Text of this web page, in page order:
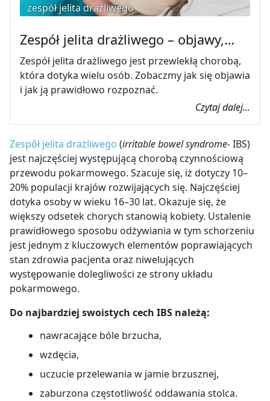
zespół jelita drażliwego
Zespół jelita drażliwego – objawy,…
Zespół jelita drażliwego jest przewlekłą chorobą,
która dotyka wielu osób. Zobaczmy jak się objawia
i jak ją prawidłowo rozpoznać.
Czytaj dalej...
Zespół jelita drażliwego (irritable bowel syndrome-IBS)
jest najczęściej występującą chorobą czynnościową
przewodu pokarmowego. Szacuje się, iż dotyczy 10–
20% populacji krajów rozwijających się. Najczęściej
dotyka osoby w wieku 16–30 lat. Okazuje się, że
większy odsetek chorych stanowią kobiety. Ustalenie
prawidłowego sposobu odżywiania w tym schorzeniu
jest jednym z kluczowych elementów poprawiających
stan zdrowia pacjenta oraz niwelujących
występowanie dolegliwości ze strony układu
pokarmowego.
Do najbardziej swoistych cech IBS należą:
nawracające bóle brzucha,
wzdęcia,
uczucie przelewania w jamie brzusznej,
zaburzona częstotliwość oddawania stolca.